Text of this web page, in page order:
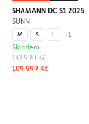
SHAMANN DC S1 2025
SUNN
M S L +1
132 990 Kč
109 999 Kč
Skladem